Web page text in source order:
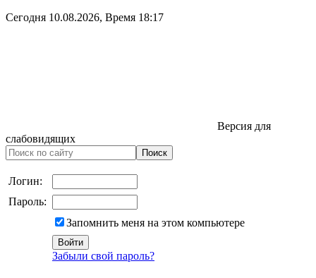
Сегодня 10.08.2026, Время 18:17
Версия для
слабовидящих
Логин:
Пароль:
Запомнить меня на этом компьютере
Забыли свой пароль?